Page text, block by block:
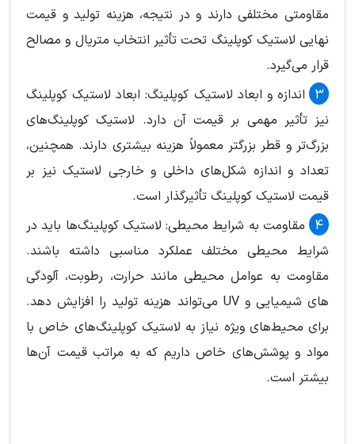
مقاومتی مختلفی دارند و در نتیجه، هزینه تولید و قیمت
نهایی لاستیک کوپلینگ تحت تأثیر انتخاب متریال و مصالح
قرار می‌گیرد.
اندازه و ابعاد لاستیک کوپلینگ: ابعاد لاستیک کوپلینگ
نیز تأثیر مهمی بر قیمت آن دارد. لاستیک کوپلینگ‌های
بزرگ‌تر و قطر بزرگتر معمولاً هزینه بیشتری دارند. همچنین،
تعداد و اندازه شکل‌های داخلی و خارجی لاستیک نیز بر
قیمت لاستیک کوپلینگ تأثیرگذار است.
مقاومت به شرایط محیطی: لاستیک کوپلینگ‌ها باید در
شرایط محیطی مختلف عملکرد مناسبی داشته باشند.
مقاومت به عوامل محیطی مانند حرارت، رطوبت، آلودگی
های شیمیایی و UV می‌تواند هزینه تولید را افزایش دهد.
برای محیط‌های ویژه نیاز به لاستیک کوپلینگ‌های خاص با
مواد و پوشش‌های خاص داریم که به مراتب قیمت آن‌ها
بیشتر است.